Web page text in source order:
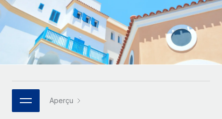
INFRASTRUCTURE
Intégration Remote
Intégrez vos RH aux flux de travail en toute simplicité
Plateforme
Des fonctions RH clés intégrées pour votre équipe
Connectez n'importe quel outil d’IA à Remote grâce à
notre MCP
Des solutions agiles et internationales pour les RH et la
paie des entreprises en pleine croissance
Entreprises intermédiaires
Développez vos équipes avec des solutions RH sur
mesure
Entreprise
Les RH à l’international pour les grandes entreprises
APPRENDRE AVEC REMOTE
Recherche et guides
Études de cas
Checklists et modèles
Descriptions de postes
Español
Português (Portugal)
日本語
한국어
Aperçu